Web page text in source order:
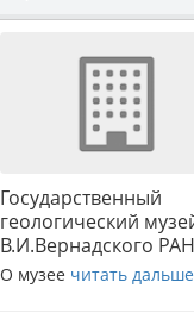
Государственный
геологический
В.И.Вернадского РАН
О музее читать дальше